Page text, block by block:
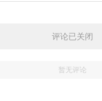
评论已关闭
暂无评论